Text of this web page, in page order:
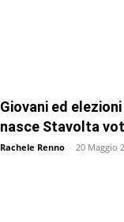
Giovani ed
nasce Stavolta
Rachele Renno - 20 Maggio